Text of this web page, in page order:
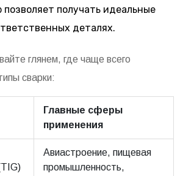
позволяет получать идеальные
деталях.
глянем, где чаще всего
сварки:
Главные сферы
применения
Авиастроение, пищевая
промышленность,